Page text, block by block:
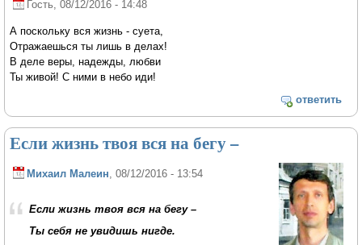
Гость , 08/12/2016 - 14:48
А поскольку вся жизнь - суета,
Отражаешься ты лишь в делах!
В деле веры, надежды, любви
Ты живой! С ними в небо иди!
ответить
Если жизнь твоя вся на бегу –
Михаил Малеин , 08/12/2016 - 13:54
Если жизнь твоя вся на бегу –
Ты себя не увидишь нигде.